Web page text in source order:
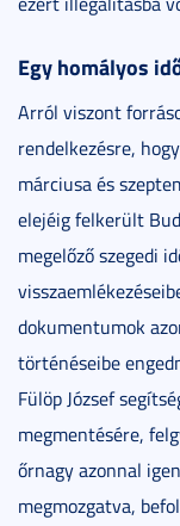
Egy homályos
Arról viszont
rendelkezésre,
márciusa és
elejéig felkerült
megelőző szegedi
dokumentumok
történéseibe
Fülöp József
megmentésére,
őrnagy azonnal
megmozgatva,